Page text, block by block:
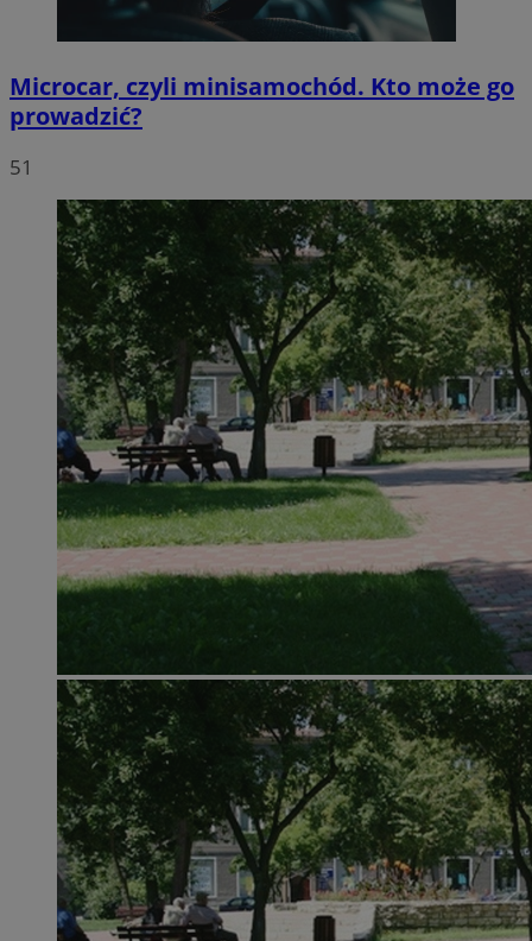
Microcar, czyli minisamochód. Kto może go
prowadzić?
51